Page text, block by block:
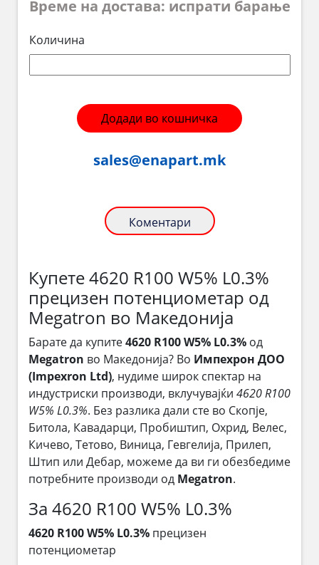
Време на достава: испрати барање
Количина
Додади во кошничка
sales@enapart.mk
Коментари
Купете 4620 R100 W5% L0.3%
прецизен потенциометар од
Megatron во Македонија
Барате да купите4620 R100 W5% L0.3% од
Megatron во Македонија? Во Импехрон ДОО
(Impexron Ltd), нудиме широк спектар на
индустриски производи, вклучувајќи 4620 R100
W5% L0.3%. Без разлика дали сте во Скопје,
Битола, Кавадарци, Пробиштип, Охрид, Велес,
Кичево, Тетово, Виница, Гевгелија, Прилеп,
Штип или Дебар, можеме да ви ги обезбедиме
потребните производи од Megatron.
За 4620 R100 W5% L0.3%
4620 R100 W5% L0.3% прецизен
потенциометар